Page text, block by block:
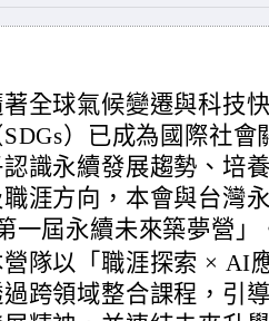
著全球氣候變遷與科技
SDGs）已成為國際社
認識永續發展趨勢、培
職涯方向，本會與台灣
一屆永續未來築夢營」
營隊以「職涯探索 × AI
過跨領域整合課程，引